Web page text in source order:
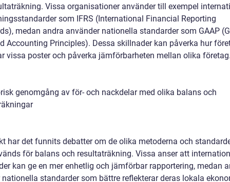
Vissa organisationer använder till exempel
som IFRS (International Financial Reporting
medan andra använder nationella standarder som GAAP
Accounting Principles). Dessa skillnader kan påverka hur
vissa poster och påverka jämförbarheten mellan olika
genomgång av för- och nackdelar med olika balans och
har det funnits debatter om de olika metoderna och
för balans och resultaträkning. Vissa anser att
kan ge en mer enhetlig och jämförbar rapportering, medan
standarder som bättre reflekterar deras lokala